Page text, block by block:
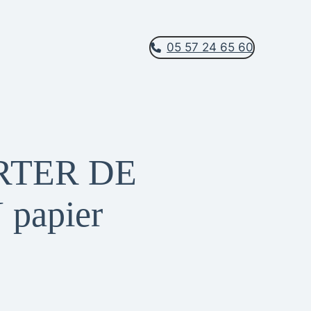
05 57 24 65 60
DE